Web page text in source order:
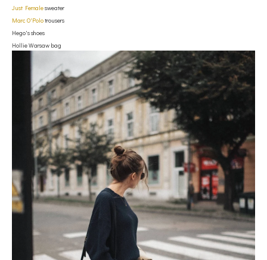
Just Femalesweater
Marc O'Polotrousers
Hego's shoes
Hollie Warsaw bag